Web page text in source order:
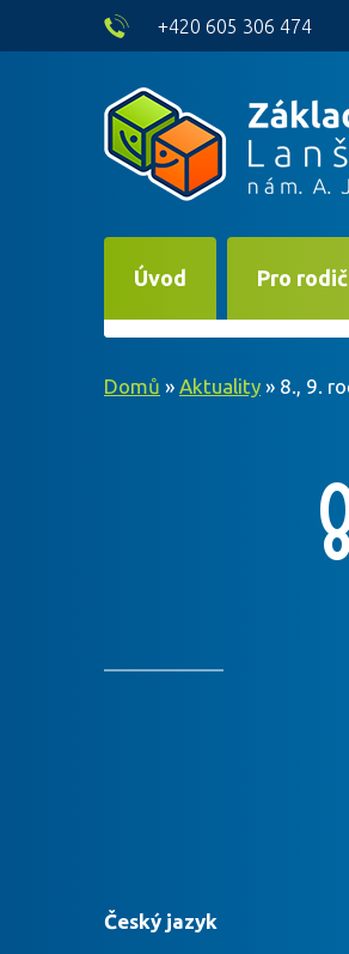
skip to main content
+420 605 306 474
Úvod Pro
Domů » Aktuality » 8., 9.
Český jazyk